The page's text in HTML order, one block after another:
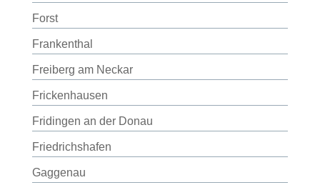
Forst
Frankenthal
Freiberg am Neckar
Frickenhausen
Fridingen an der Donau
Friedrichshafen
Gaggenau